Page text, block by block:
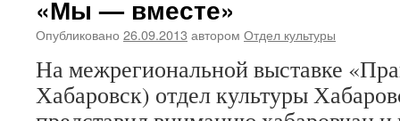
«Мы — вместе»
Опубликовано 26.09.2013 автором Отдел культуры
На межрегиональной выставке
Хабаровск) отдел культуры